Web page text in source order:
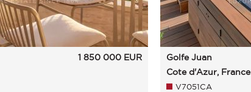
1 850 000 EUR
Golfe Juan
Cote d'Azur, France
V7051CA